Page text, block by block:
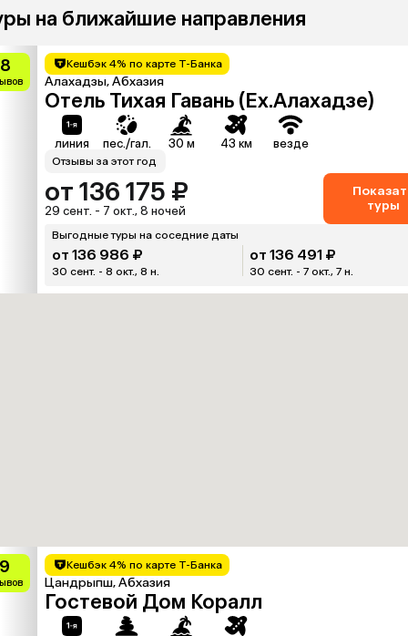
на ближайшие направления
Кешбэк 4% по карте Т-Банка
Алахадзы, Абхазия
Отель Тихая Гавань (Ex.Алахадзе)
линия пес./гал. 30 м 43 км везде
Отзывы за этот год
от 136 175 ₽
29 сент. - 7 окт., 8 ночей
туры
Выгодные туры на соседние даты
от 136 986 ₽
30 сент. - 8 окт., 8 н.
от 136 491 ₽
30 сент. - 7 окт., 7 н.
Кешбэк 4% по карте Т-Банка
Цандрыпш, Абхазия
Гостевой Дом Коралл